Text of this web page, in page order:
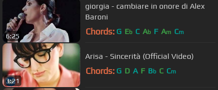
6:25
giorgia - cambiare in onore di Alex
Baroni
Chords: G Eb C Ab F Am Cm
3:21
Arisa - Sincerità (Official Video)
Chords: G D A F Bb C Cm